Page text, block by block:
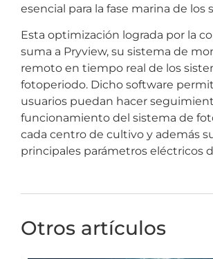
esencial para la fase marina de los
Esta optimización lograda por la
suma a Pryview, su sistema de
remoto en tiempo real de los
fotoperiodo. Dicho software
usuarios puedan hacer
funcionamiento del sistema de
cada centro de cultivo y además
principales parámetros eléctricos
Otros artículos